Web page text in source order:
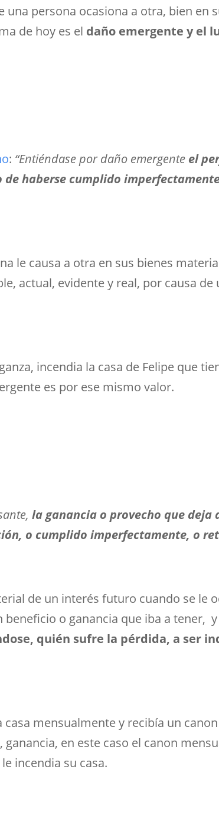
una persona ocasiona a otra, bien en
de hoy es el daño emergente y el
: “Entiéndase por daño emergente el
haberse cumplido
le causa a otra en sus bienes
actual, evidente y real, por causa
incendia la casa de Felipe que
es por ese mismo valor.
la ganancia o provecho que deja
o cumplido imperfectamente, o
de un interés futuro cuando se le
o ganancia que iba a tener,
quién sufre la pérdida, a ser
casa mensualmente y recibía un
en este caso el canon
incendia su casa.